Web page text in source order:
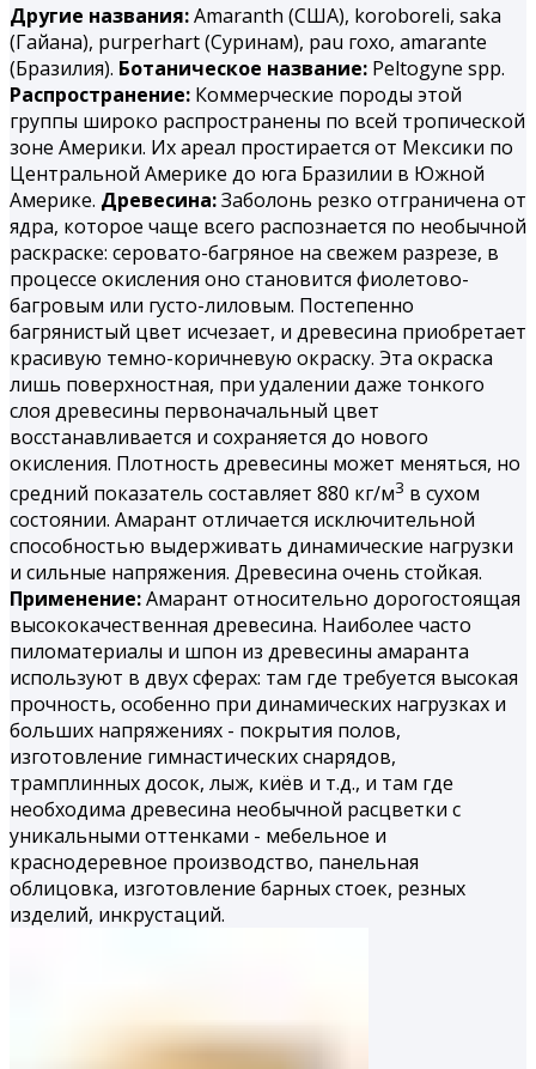
Другие названия:Amaranth (США), koroboreli, saka
(Гайана), purperhart (Суринам), раu гохо, amarantе
(Бразилия). Ботаническое название: Peltogyne spp.
Распространение: Коммерческие породы этой
группы широко распространены по всей тропической
зоне Америки. Их ареал простирается от Мексики по
Центральной Америке до юга Бразилии в Южной
Америке. Древесина:Заболонь резко отграничена от
ядра, которое чаще всего распознается по необычной
раскраске: серовато-багряное на свежем разрезе, в
процессе окисления оно становится фиолетово-
багровым или густо-лиловым. Постепенно
багрянистый цвет исчезает, и древесина приобретает
красивую темно-коричневую окраску. Эта окраска
лишь поверхностная, при удалении даже тонкого
слоя древесины первоначальный цвет
восстанавливается и сохраняется до нового
окисления. Плотность древесины может меняться, но
средний показатель составляет 880 кг/м3 в сухом
состоянии. Амарант отличается исключительной
способностью выдерживать динамические нагрузки
и сильные напряжения. Древесина очень стойкая.
Применение:Амарант относительно дорогостоящая
высококачественная древесина. Наиболее часто
пиломатериалы и шпон из древесины амаранта
используют в двух сферах: там где требуется высокая
прочность, особенно при динамических нагрузках и
больших напряжениях - покрытия полов,
изготовление гимнастических снарядов,
трамплинных досок, лыж, киёв и т.д., и там где
необходима древесина необычной расцветки с
уникальными оттенками - мебельное и
краснодеревное производство, панельная
облицовка, изготовление барных стоек, резных
изделий, инкрустаций.